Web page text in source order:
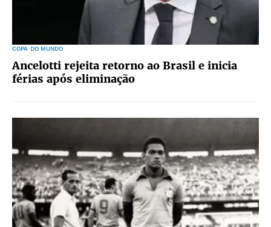
COPA DO MUNDO
Ancelotti rejeita retorno ao Brasil e inicia
férias após eliminação